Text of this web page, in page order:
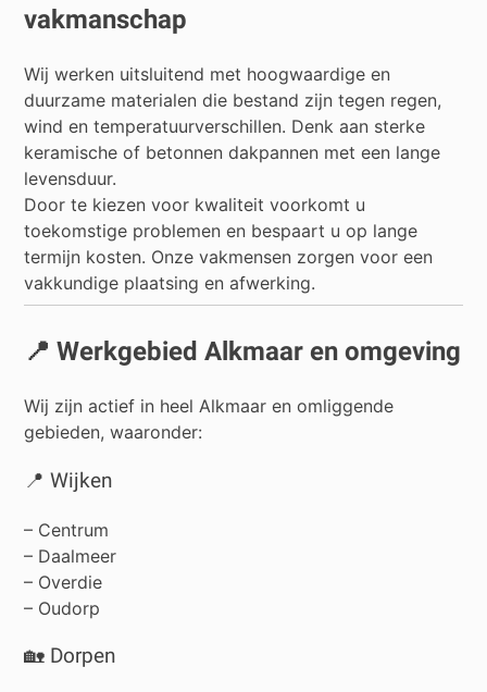
vakmanschap
Wij werken uitsluitend met hoogwaardige en
duurzame materialen die bestand zijn tegen regen,
wind en temperatuurverschillen. Denk aan sterke
keramische of betonnen dakpannen met een lange
levensduur.
Door te kiezen voor kwaliteit voorkomt u
toekomstige problemen en bespaart u op lange
termijn kosten. Onze vakmensen zorgen voor een
vakkundige plaatsing en afwerking.
📍 Werkgebied Alkmaar en omgeving
Wij zijn actief in heel Alkmaar en omliggende
gebieden, waaronder:
📍 Wijken
– Centrum
– Daalmeer
– Overdie
– Oudorp
🏡 Dorpen